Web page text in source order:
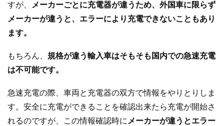
すが、 メーカーごとに充電器が違うため、外国車に限らず
メーカーが違うと、エラーにより充電できないこともあり
ます。
もちろん、 規格が違う輸入車はそもそも国内での急速充電
は不可能です。
急速充電の際、車両と充電器の双方で情報をやりとりしま
す。安全に充電ができることを確認出来たら充電が開始さ
れるのですが、この情報確認時に メーカーが違うとエラー